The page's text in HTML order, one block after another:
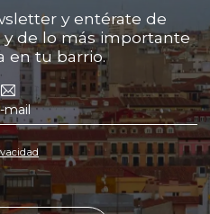
y entérate de
y de lo más importante
en tu barrio.